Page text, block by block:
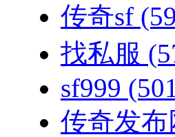
传奇sf
找私服
sf999
传奇发布